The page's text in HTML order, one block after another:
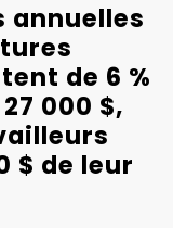
annuelles
de 6 %
000 $,
$ de leur